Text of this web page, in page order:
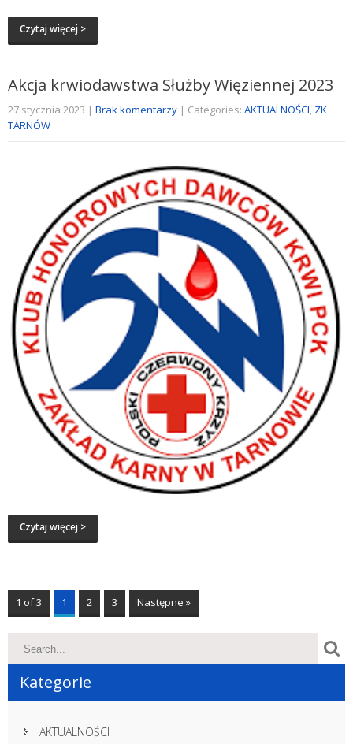
Czytaj więcej >
Akcja krwiodawstwa Służby Więziennej 2023
27 stycznia 2023 | Brak komentarzy | Categories: AKTUALNOŚCI, ZK
TARNÓW
Czytaj więcej >
1 of 3 1 2 3 Następne »
Kategorie
AKTUALNOŚCI